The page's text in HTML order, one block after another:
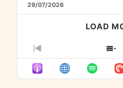
29/07/2026
LOAD
PREVIOUS
EPISODE